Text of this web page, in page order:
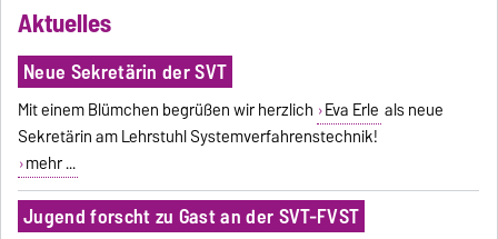
Aktuelles
Neue Sekretärin der SVT
Mit einem Blümchen begrüßen wir herzlich Eva Erle als neue
Sekretärin am Lehrstuhl Systemverfahrenstechnik!
mehr ...
Jugend forscht zu Gast an der SVT-FVST